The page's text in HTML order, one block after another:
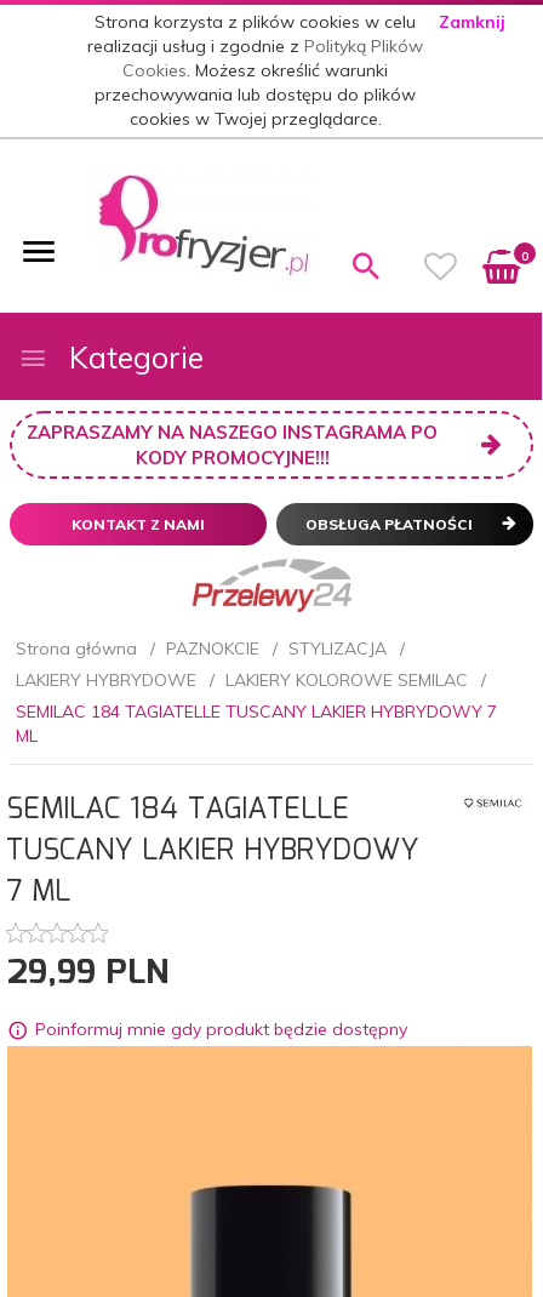
Strona korzysta z plików cookies w celu
realizacji usług i zgodnie zPolityką Plików
Cookies. Możesz określić warunki
przechowywania lub dostępu do plików
cookies w Twojej przeglądarce.
Zamknij
0
Kategorie
ZAPRASZAMY NA NASZEGO INSTAGRAMA PO
KODY PROMOCYJNE!!!
KONTAKT Z NAMI OBSŁUGA PŁATNOŚCI
Strona główna PAZNOKCIE
STYLIZACJA
LAKIERY HYBRYDOWE
LAKIERY KOLOROWE SEMILAC
SEMILAC 184 TAGIATELLE TUSCANY LAKIER HYBRYDOWY 7
ML
SEMILAC 184 TAGIATELLE
TUSCANY LAKIER HYBRYDOWY
7 ML
29,99 PLN
Poinformuj mnie gdy produkt będzie dostępny